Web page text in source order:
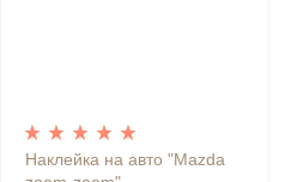
Наклейка на авто "Mazda